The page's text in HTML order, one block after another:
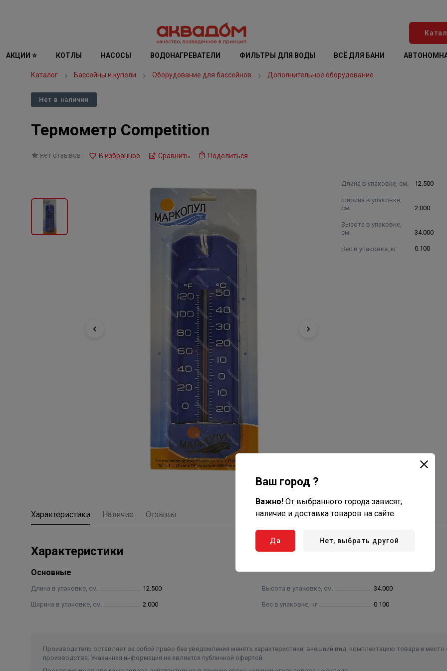
АКЦИИ ⭐ КОТЛЫ НАСОСЫ ВОДОНАГРЕВАТЕЛИ ФИЛЬТРЫ ДЛЯ ВОДЫ ВСЁ ДЛЯ БАНИ
Каталог Бассейны и купели Оборудование для бассейнов Дополнительное оборудование
Нет в наличии
Термометр Competition
нет отзывов В избранное Сравнить Поделиться
Длина в упаковке, см. 12.500
Ширина в упаковке,
см.
2.000
Высота в упаковке,
см.
34.000
Вес в упаковке, кг 0.100
Характеристики Наличие Отзывы
Характеристики
Основные
Длина в упаковке, см. 12.500
Ширина в упаковке, см. 2.000
Высота в упаковке, см. 34.000
Вес в упаковке, кг 0.100
Производитель оставляет за собой право без уведомления менять характеристики, внешний вид, комплектацию товара и место
производства. Указанная информация не является публичной офертой.
Ваш город ?
Важно! От выбранного города зависят,
наличие и доставка товаров на сайте.
Да Нет, выбрать другой